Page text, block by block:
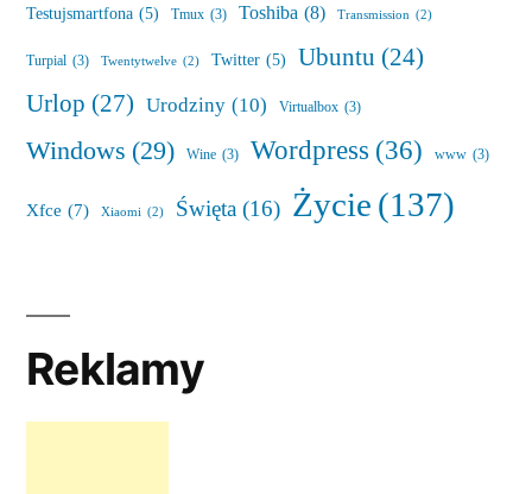
Testujsmartfona (5) Tmux (3) Toshiba (8) Transmission (2)
Turpial (3) Twentytwelve (2) Twitter (5) Ubuntu (24)
Urlop (27) Urodziny (10) Virtualbox (3)
Windows (29) Wine (3) Wordpress (36) www (3)
Xfce (7) Xiaomi (2) Święta (16) Życie(137)
Reklamy